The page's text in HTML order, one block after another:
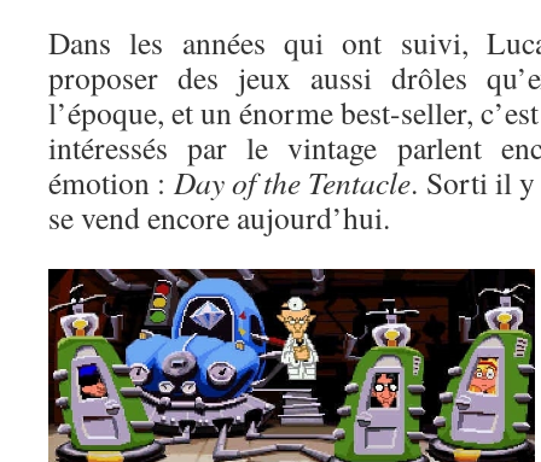
Dans les années qui ont suivi,
proposer des jeux aussi drôles
l’époque, et un énorme best-seller,
intéressés par le vintage parlent
émotion : Day of the Tentacle. Sorti il y
se vend encore aujourd’hui.